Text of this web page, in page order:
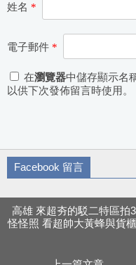
姓名 *
電子郵件 *
在瀏覽器中儲存顯示名
以供下次發佈留言時使用。
Facebook 留言
高雄 來超夯的駁二特區拍
怪怪照 看超帥大黃蜂與貨